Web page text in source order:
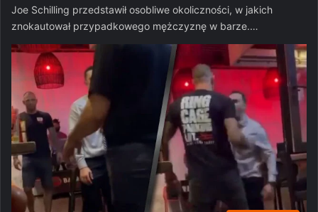
Joe Schilling przedstawił osobliwe okoliczności, w jakich
znokautował przypadkowego mężczyznę w barze.…